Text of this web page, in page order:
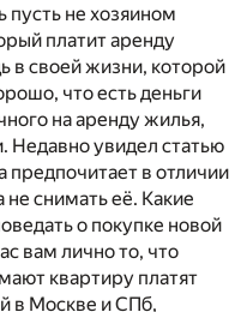
пусть не хозяином
платит аренду
своей жизни, которой
что есть деньги
на аренду жилья,
Недавно увидел статью
в отличии
снимать её. Какие
о покупке новой
вам лично то, что
квартиру платят
в Москве и СПб,